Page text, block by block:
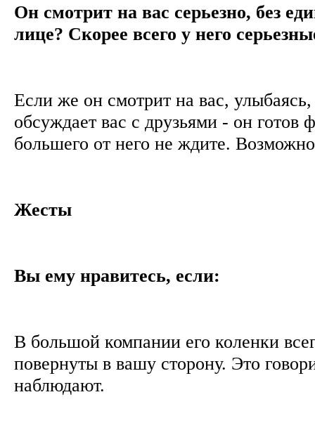
Он смотрит на вас серьезно, без
лице? Скорее всего у него
Если же он смотрит на вас,
обсуждает вас с друзьями - он готов
большего от него не ждите.
Жесты
Вы ему нравитесь, если:
В большой компании его коленки
повернуты в вашу сторону. Это
наблюдают.